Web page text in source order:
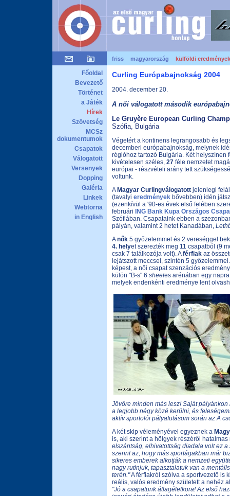
friss magyarország külföldi eredmények
Főoldal
Bevezető
Történet
a Játék
Hírek
Szövetség
MCSz
dokumentumok
Csapatok
Válogatott
Versenyek
Dopping
Galéria
Linkek
Webtorna
in English
Curling Európabajnokság 2004
2004. december 20.
A női válogatott második
Le Gruyère European Curling
Szófia, Bulgária
Végetért a kontinens legrangosabb és
decemberi európabajnokság, melynek
régióhoz tartozó Bulgária. Két helyszínen
kivételesen széles, 27féle nemzetet
európai - részvételi arány tett
voltunk.
A Magyar Curlingválogatottjelenlegi
(tavalyi eredményekbővebben) idén
(ezenkívül a '90-es évek első felében
februári
ING Bank Kupa Országos
Szófiában. Csapataink ebben a
pályán, valamint 2 hetet Kanadában,
Anők5 győzelemmel és 2 vereséggel
4. helyet szerezték meg 11 csapatból (9
csak 7 találkozója volt). Aférfiakaz
lejátszott meccsel, szintén 5
képest, a női csapat szenzációs
külön "B-s" 6 sheetes arénában egy
melyek endenkénti eredménye lent
Jövőre minden más lesz! Saját
a legjobb négy közé kerülni, és
aktív sportolói pályafutásom során az A
A két skip véleményével egyeznek a
is, aki szerint a hölgyek részéről
elszántság, elhivatottság diadala volt ez
szerint az, hogy más sportágakban már
sikeres emberek alkotják a nemzeti
nagy rutinjuk, tapasztalatuk van a
terén."A férfiakról szólva a sportvezető is
reális, valós eredmény született a nehéz
"Jó a csapatunk átlagéletkora! Az első